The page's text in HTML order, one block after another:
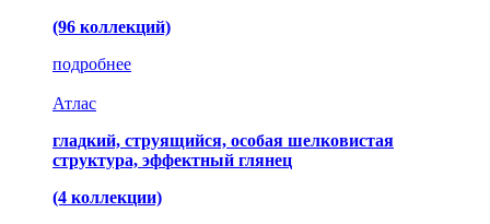
(96 коллекций)
подробнее
Атлас
гладкий, струящийся, особая шелковистая
структура, эффектный глянец
(4 коллекции)